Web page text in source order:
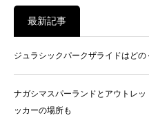
最新記事
ジュラシックパークザライドはど
ナガシマスパーランドとアウトレ
ッカーの場所も